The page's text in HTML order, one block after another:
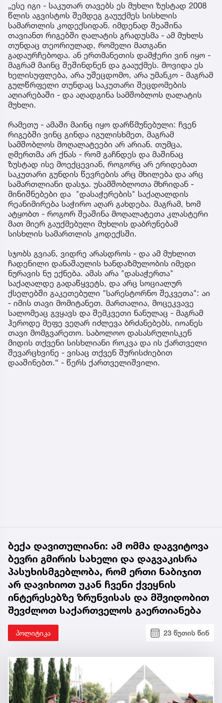
„ესე იგი - საკუთარ თავებს ეს მუხლი ზუსტად 2008
წლის აგვისტოს შემდეგ გაუუქმეს სისხლის
სამართლის კოდექსიდან. იმდენად შეაშინა
თავიანთ რიგებში ღალატის გრადუსმა - ამ მუხლს
თუნდაც თეორიულად, რომელი მათგანი
გადაურჩებოდა. ან ერთმანეთის დამჭერი ვინ იყო -
მაგრამ მაინც შეშინდნენ და გააუქმეს. მოვიდა ეს
ხელისუფლება, არა უშეცდომო, არა უმანკო - მაგრამ
გულწრფელი თუნდაც საკუთარი შეცდომების
აღიარებაში - და აღადგინა სამშობლოს ღალატის
მუხლი.
რამეთუ - ამაში მაინც იყო დარწმუნებული: ჩვენ
რიგებში ვინც გინდა იგულისხმეთ, მაგრამ
სამშობლოს მოღალატეები არ არიან. თუმცა,
ღმერთმა არ ქნას - რომ გაჩნდეს და მაშინაც
ზუსტად ისე მოექცევიან, როგორც არ ერიდებათ
საკუთარი გუნდის წევრების არც მხილება და არც
სამართლიანი დასჯა. უსამშობლოთა მხრიდან -
მინიშნებები და "დასაჭერების" საქაღალდის
რეანიმირება საჭირო აღარ გახდება. მაგრამ, ხომ
ატყობთ - როგორ შეაშინა მოღალატეთა კლასტერი
მათ მიერ გაუქმებული მუხლის დაბრუნებამ
სისხლის სამართლის კოდექსში.
სჯობს გვიან, ვიდრე არასდროს - და ამ მუხლით
ჩადენილი დანაშაულის ხანდაზმულობის იმედი
ნურავის ნუ ექნება. ამას არა "დასაჭერთა"
საქაღალდე გადაწყვეტს, და არც სოციალურ
ქსელებში გაკეთებული "სარესტორნო შეკვეთა": აი
- იმის თავი მომიტანეთ. მართალია, მოცეკვავე
სალომეაც გვყავს და შემკვეთი ნანულაც - მაგრამ
ჰეროდე მეფე ვეღარ იძლევა ბრძანებებს, იოანეს
თავი მომგვარეთო. საბოლოო დასასრულისკენ
მიდის თქვენი სისხლიანი როკვა და ის ქართველი
შევარცხვინე - ვისაც თქვენ შურისძიებით
დააშინებთ.“ - წერს ქართველიშვილი.
ბექა დავითულიანი: ამ ომმა დაგვიტოვა
ბევრი გმირის სახელი და დაგვაკისრა
პასუხისმგებლობა, რომ ერთი ნაბიჯით
არ დავიხიოთ უკან ჩვენი ქვეყნის
ინტერესებზე ზრუნვისას და მშვიდობით
შევძლოთ საქართველოს გაერთიანება
პოლიტიკა 23 წუთის წინ